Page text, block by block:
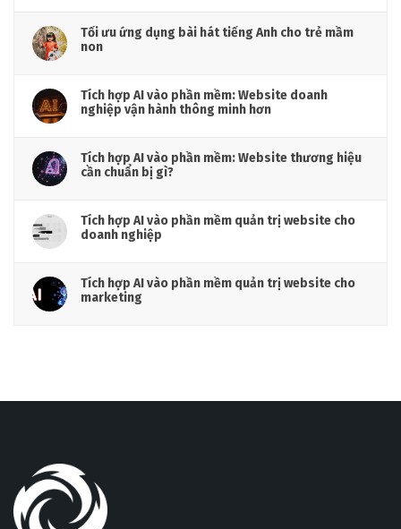
Tối ưu ứng dụng bài hát tiếng Anh cho trẻ mầm
non
Tích hợp AI vào phần mềm: Website doanh
nghiệp vận hành thông minh hơn
Tích hợp AI vào phần mềm: Website thương hiệu
cần chuẩn bị gì?
Tích hợp AI vào phần mềm quản trị website cho
doanh nghiệp
Tích hợp AI vào phần mềm quản trị website cho
marketing